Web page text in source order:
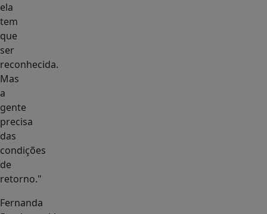
ela
tem
que
ser
reconhecida.
Mas
a
gente
precisa
das
condições
de
retorno."
Fernanda